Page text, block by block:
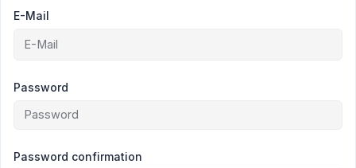
E-Mail
Password
Password confirmation